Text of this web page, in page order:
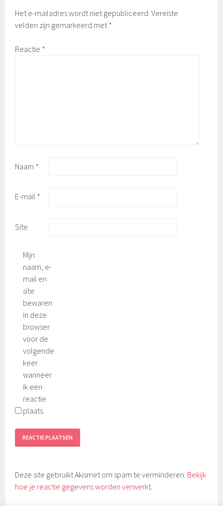
Het e-mailadres wordt niet gepubliceerd. Vereiste
velden zijn gemarkeerd met *
Reactie *
Naam *
E-mail *
Site
Mijn
naam, e-
mail en
site
bewaren
in deze
browser
voor de
volgende
keer
wanneer
ik een
reactie
plaats.
Deze site gebruikt Akismet om spam te verminderen. Bekijk
hoe je reactie gegevens worden verwerkt